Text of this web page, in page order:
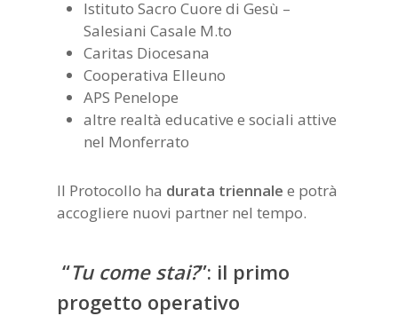
Istituto Sacro Cuore di Gesù –
Salesiani Casale M.to
Caritas Diocesana
Cooperativa Elleuno
APS Penelope
altre realtà educative e sociali attive
nel Monferrato
Il Protocollo ha durata triennale e potrà
accogliere nuovi partner nel tempo.
“Tu come stai?”: il primo
progetto operativo